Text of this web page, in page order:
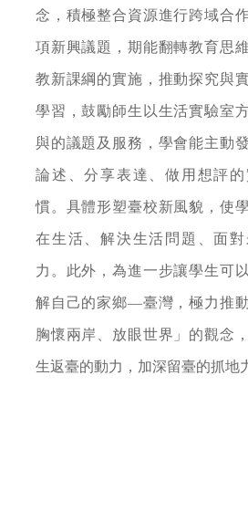
念，積極整合資源進行跨域合
項新興議題，期能翻轉教育思
教新課綱的實施，推動探究與
學習，鼓勵師生以生活實驗室
與的議題及服務，學會能主動
論述、分享表達、做用想評
慣。具體形塑臺校新風貌，使
在生活、解決生活問題、面
力。此外，為進一步讓學生可
解自己的家鄉—臺灣，極力推
胸懷兩岸、放眼世界」的觀念
生返臺的動力，加深留臺的抓地